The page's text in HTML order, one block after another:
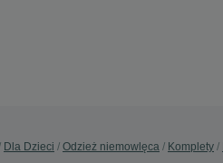
Dla Dzieci Odzież niemowlęca Komplety